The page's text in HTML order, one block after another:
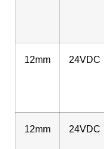
12mm 24VDC
12mm 24VDC